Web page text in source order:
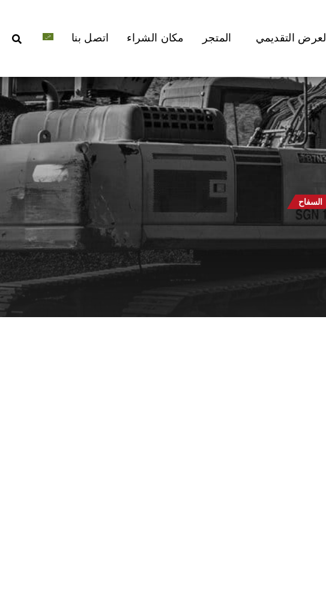
العرض التقديمي المتجر مكان الشراء اتصل بنا
السفاح